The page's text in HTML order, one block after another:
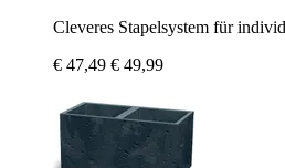
Cleveres Stapelsystem für
€ 47,49 € 49,99